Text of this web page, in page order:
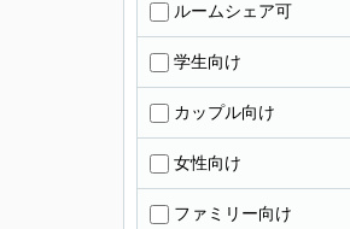
ルームシェア可
学生向け
カップル向け
女性向け
ファミリー向け